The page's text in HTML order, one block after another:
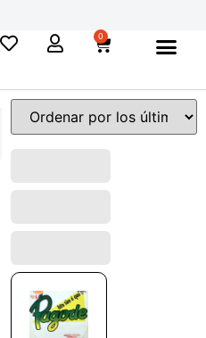
0